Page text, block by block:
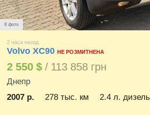
8 фото
2 часа назад
Volvo XC90 НЕ РОЗМИТНЕНА
2 550 $ / 113 858 грн
Днепр
2007 р.
278 тыс. км 2.4 л. дизель